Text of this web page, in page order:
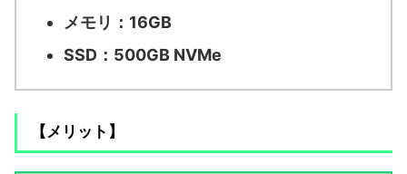
メモリ：16GB
SSD：500GB NVMe
【メリット】